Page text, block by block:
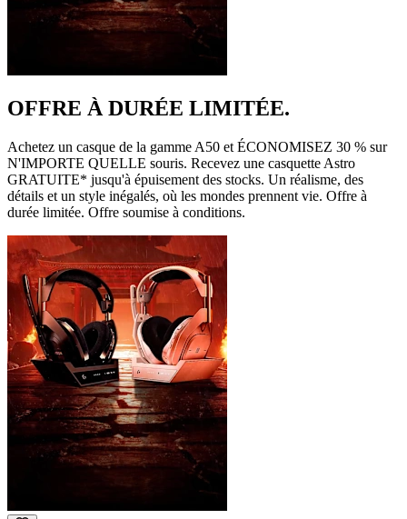
OFFRE À DURÉE LIMITÉE.
Achetez un casque de la gamme A50 et ÉCONOMISEZ 30 % sur
N'IMPORTE QUELLE souris. Recevez une casquette Astro
GRATUITE* jusqu'à épuisement des stocks. Un réalisme, des
détails et un style inégalés, où les mondes prennent vie. Offre à
durée limitée. Offre soumise à conditions.